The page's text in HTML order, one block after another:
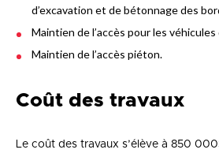
d’excavation et de bétonnage des
Maintien de l’accès pour les véhicules
Maintien de l’accès piéton.
Coût des travaux
Le coût des travaux s’élève à 850